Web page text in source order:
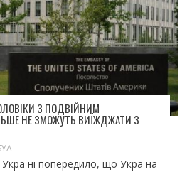
З ПОДВІЙНИМ
НЕ ЗМОЖУТЬ ВИЇЖДЖАТИ З
попередило, що Україна